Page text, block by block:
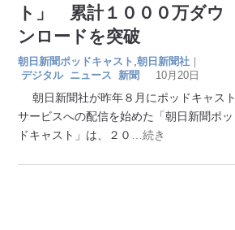
ト」 累計１０００万ダウ
ンロードを突破
朝日新聞ポッドキャスト ,朝日新聞社 ｜
デジタル ニュース 新聞 10月20日
朝日新聞社が昨年８月にポッドキャスト
サービスへの配信を始めた「朝日新聞ポッ
ドキャスト」は、２０
…続き